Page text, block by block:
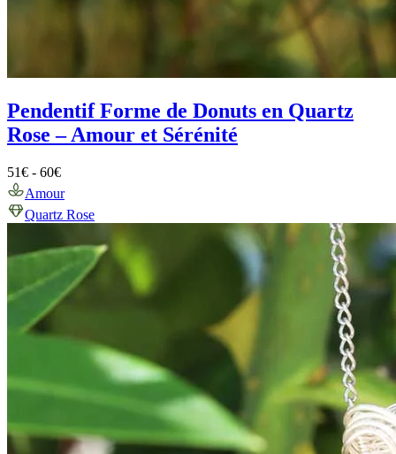
Pendentif Forme de Donuts en Quartz
Rose – Amour et Sérénité
51€ - 60€
Amour
Quartz Rose